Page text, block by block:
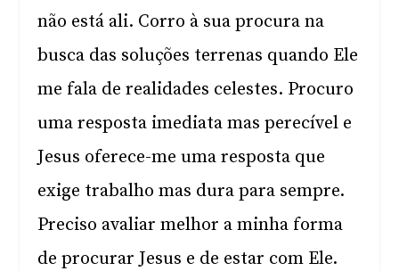
não está ali. Corro à sua procura na
busca das soluções terrenas quando Ele
me fala de realidades celestes. Procuro
uma resposta imediata mas perecível e
Jesus oferece-me uma resposta que
exige trabalho mas dura para sempre.
Preciso avaliar melhor a minha forma
de procurar Jesus e de estar com Ele.